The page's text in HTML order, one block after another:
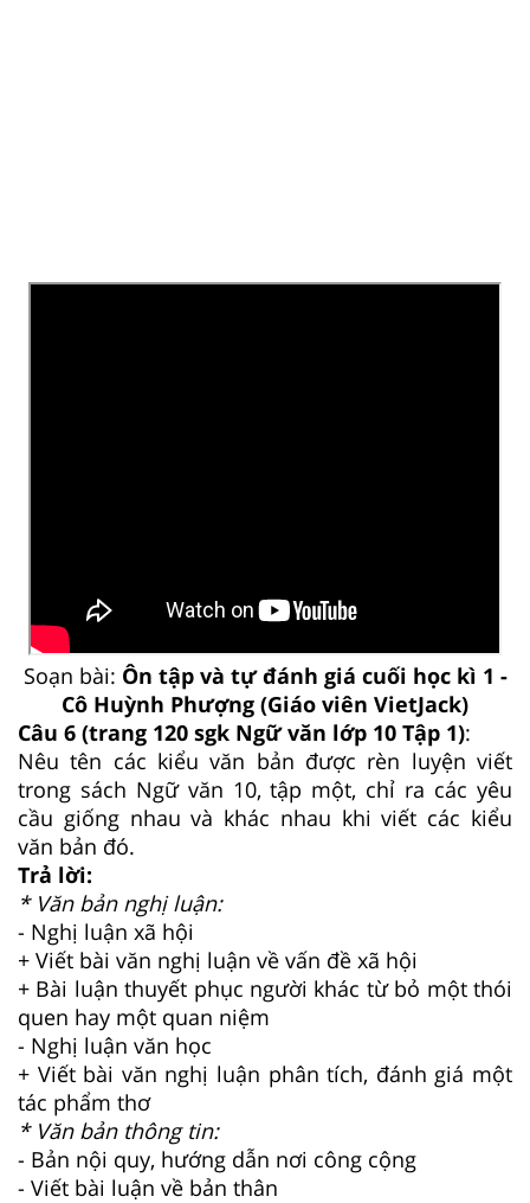
Soạn bài: Ôn tập và tự đánh giá cuối học kì 1 -
Cô Huỳnh Phượng (Giáo viên VietJack)
Câu 6 (trang 120 sgk Ngữ văn lớp 10 Tập 1):
Nêu tên các kiểu văn bản được rèn luyện viết
trong sách Ngữ văn 10, tập một, chỉ ra các yêu
cầu giống nhau và khác nhau khi viết các kiểu
văn bản đó.
Trả lời:
* Văn bản nghị luận:
- Nghị luận xã hội
+ Viết bài văn nghị luận về vấn đề xã hội
+ Bài luận thuyết phục người khác từ bỏ một thói
quen hay một quan niệm
- Nghị luận văn học
+ Viết bài văn nghị luận phân tích, đánh giá một
tác phẩm thơ
* Văn bản thông tin:
- Bản nội quy, hướng dẫn nơi công cộng
- Viết bài luận về bản thân